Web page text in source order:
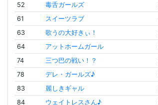
52
毒舌ガールズ
61
スイーツラブ
63
歌うの大好きぃ！
64
アットホームガール
74
三つ巴の戦い！？
78
デレ・ガールズ♪
83
麗しきギャル
84
ウェイトレスさん♪